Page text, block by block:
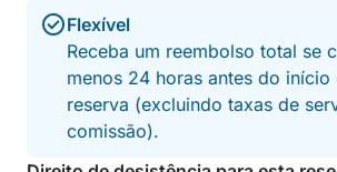
Flexível
Receba um reembolso total se
menos 24 horas antes do início
reserva (excluindo taxas de
comissão).